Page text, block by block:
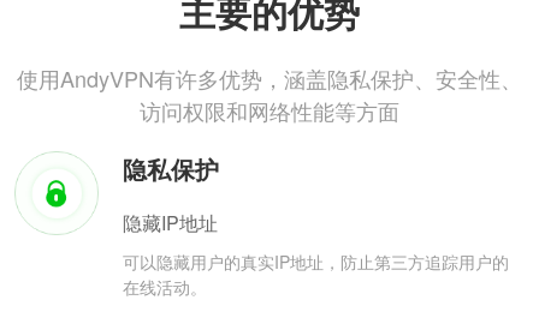
主要的优势
使用AndyVPN有许多优势，涵盖隐私保护、安全性、
访问权限和网络性能等方面
隐私保护
隐藏IP地址
可以隐藏用户的真实IP地址，防止第三方追踪用户的
在线活动。